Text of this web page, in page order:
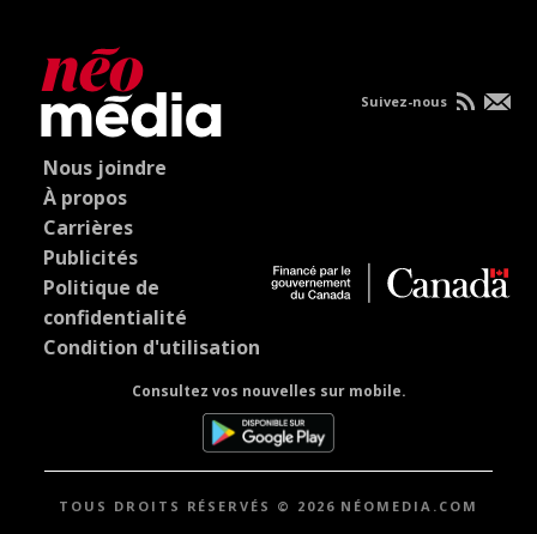
Nous joindre
À propos
Carrières
Publicités
Politique de
confidentialité
Condition d'utilisation
Consultez vos nouvelles sur mobile.
Suivez-nous
TOUS DROITS RÉSERVÉS © 2026 NÉOMEDIA.COM